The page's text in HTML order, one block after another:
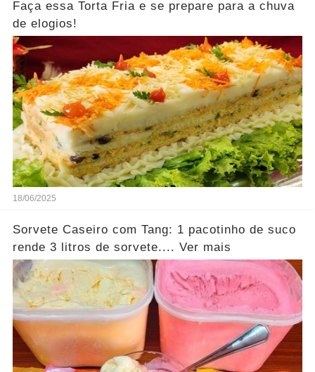
Faça essa Torta Fria e se prepare para a chuva
de elogios!
18/06/2025
Sorvete Caseiro com Tang: 1 pacotinho de suco
rende 3 litros de sorvete.... Ver mais